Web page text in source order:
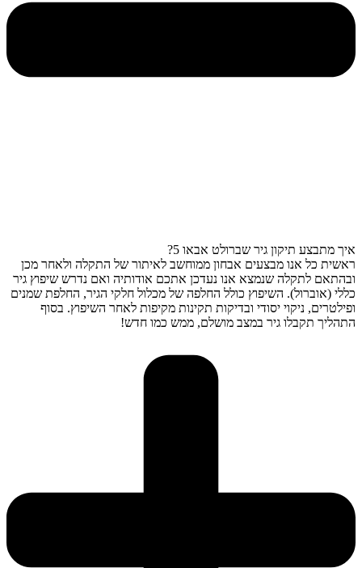
איך מתבצע תיקון גיר שברולט אבאו 5?
ראשית כל אנו מבצעים אבחון ממוחשב לאיתור של התקלה ולאחר מכן
ובהתאם לתקלה שנמצא אנו נעדכן אתכם אודותיה ואם נדרש שיפוץ גיר
כללי (אוברול). השיפוץ כולל החלפה של מכלול חלקי הגיר, החלפת שמנים
ופילטרים, ניקוי יסודי ובדיקות תקינות מקיפות לאחר השיפוץ. בסוף
התהליך תקבלו גיר במצב מושלם, ממש כמו חדש!